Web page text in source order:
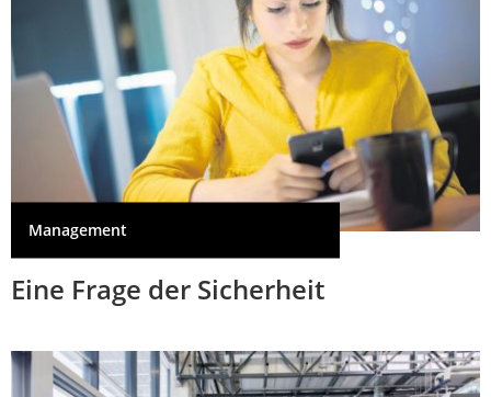
Management
Eine Frage der Sicherheit